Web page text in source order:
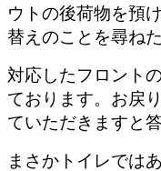
ウトの後荷物を預
替えのことを尋ねた
対応したフロント
ております。お戻
ていただきますと答
まさかトイレでは